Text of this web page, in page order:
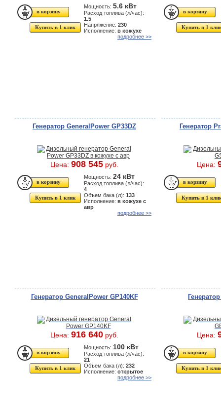
Купить в 1 клик
Мощность: 5.6 кВт
Расход топлива (л/час):
1.5
Напряжение: 230
Исполнение: в кожухе
подробнее >>
Купить в 1
Генератор GeneralPower GP33DZ
Цена: 908 545 руб.
Купить в 1 клик
Мощность: 24 кВт
Расход топлива (л/час):
4
Объем бака (л): 133
Исполнение: в кожухе с
авр
подробнее >>
Генератор
Цена:
Купить в 1
Генератор GeneralPower GP140KF
Цена: 916 640 руб.
Купить в 1 клик
Мощность: 100 кВт
Расход топлива (л/час):
21
Объем бака (л): 232
Исполнение: открытое
подробнее >>
Цена:
Купить в 1